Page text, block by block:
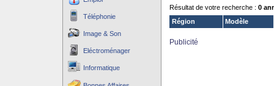
Téléphonie
Image & Son
Eléctroménager
Informatique
Résultat de votre recherche : 0
Région
Modèle
Publicité